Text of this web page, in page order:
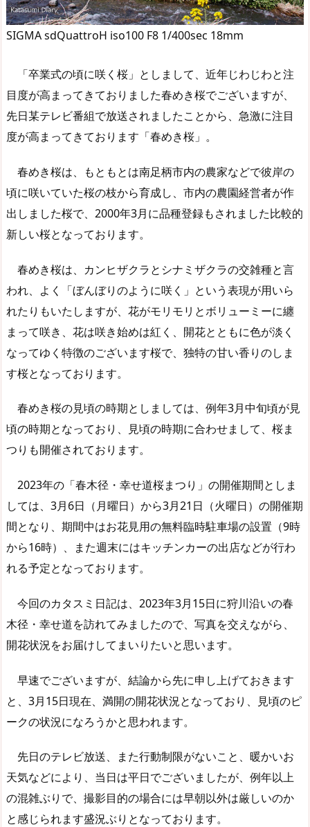
SIGMA sdQuattroH iso100 F8 1/400sec 18mm
「卒業式の頃に咲く桜」としまして、近年じわじわと注
目度が高まってきておりました春めき桜でございますが、
先日某テレビ番組で放送されましたことから、急激に注目
度が高まってきております「春めき桜」。
春めき桜は、もともとは南足柄市内の農家などで彼岸の
頃に咲いていた桜の枝から育成し、市内の農園経営者が作
出しました桜で、2000年3月に品種登録もされました比較的
新しい桜となっております。
春めき桜は、カンヒザクラとシナミザクラの交雑種と言
われ、よく「ぼんぼりのように咲く」という表現が用いら
れたりもいたしますが、花がモリモリとボリューミーに纏
まって咲き、花は咲き始めは紅く、開花とともに色が淡く
なってゆく特徴のございます桜で、独特の甘い香りのしま
す桜となっております。
春めき桜の見頃の時期としましては、例年3月中旬頃が見
頃の時期となっており、見頃の時期に合わせまして、桜ま
つりも開催されております。
2023年の「春木径・幸せ道桜まつり」の開催期間としま
しては、3月6日（月曜日）から3月21日（火曜日）の開催期
間となり、期間中はお花見用の無料臨時駐車場の設置（9時
から16時）、また週末にはキッチンカーの出店などが行わ
れる予定となっております。
今回のカタスミ日記は、2023年3月15日に狩川沿いの春
木径・幸せ道を訪れてみましたので、写真を交えながら、
開花状況をお届けしてまいりたいと思います。
早速でございますが、結論から先に申し上げておきます
と、3月15日現在、満開の開花状況となっており、見頃のピ
ークの状況になろうかと思われます。
先日のテレビ放送、また行動制限がないこと、暖かいお
天気などにより、当日は平日でございましたが、例年以上
の混雑ぶりで、撮影目的の場合には早朝以外は厳しいのか
と感じられます盛況ぶりとなっております。